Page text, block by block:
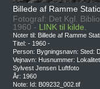
Billede af Ramme
Fotograf: Det Kgl.
1960 - LINK til kilde.
Noter til: Billede af Ramme
Titel: - 1960 -
Person: Bygningsnavn: Sted:
Vejnavn: Husnummer:
Sylvest Jensen Luftfoto
År: 1960
Note: Id: B09232_002.tif